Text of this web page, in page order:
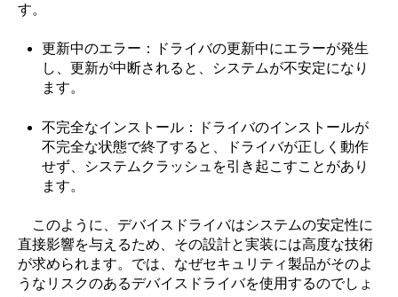
す。
更新中のエラー：ドライバの更新中にエラーが発生
し、更新が中断されると、システムが不安定になり
ます。
不完全なインストール：ドライバのインストールが
不完全な状態で終了すると、ドライバが正しく動作
せず、システムクラッシュを引き起こすことがあり
ます。
このように、デバイスドライバはシステムの安定性に
直接影響を与えるため、その設計と実装には高度な技術
が求められます。では、なぜセキュリティ製品がそのよ
うなリスクのあるデバイスドライバを使用するのでしょ